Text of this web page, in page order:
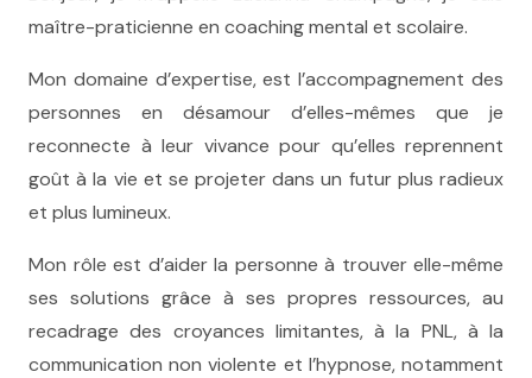
maître-praticienne en coaching mental et scolaire.
Mon domaine d’expertise, est l’accompagnement des
personnes en désamour d’elles-mêmes que je
reconnecte à leur vivance pour qu’elles reprennent
goût à la vie et se projeter dans un futur plus radieux
et plus lumineux.
Mon rôle est d’aider la personne à trouver elle-même
ses solutions grâce à ses propres ressources, au
recadrage des croyances limitantes, à la PNL, à la
communication non violente et l’hypnose, notamment